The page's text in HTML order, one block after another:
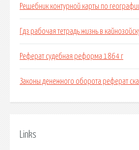
Решебник контурной карты по
Гдз рабочая тетрадь жизнь в
Реферат судебная реформа 1864 г
Законы денежного оборота реферат
Links